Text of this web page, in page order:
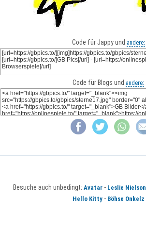
Code für Jappy und andere:
Code für Blogs und andere:
Besuche auch unbedingt: Avatar- Leslie Nielson
Hello Kitty- Böhse Onkelz